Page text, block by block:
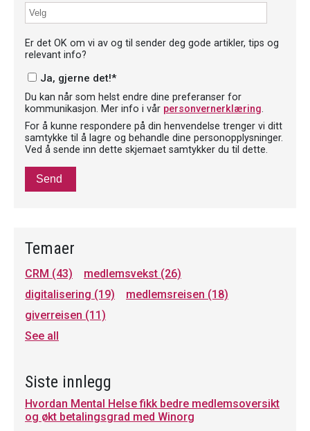
Er det OK om vi av og til sender deg gode artikler, tips og
relevant info?
Ja, gjerne det!*
Du kan når som helst endre dine preferanser for
kommunikasjon. Mer info i vår personvernerklæring.
For å kunne respondere på din henvendelse trenger vi ditt
samtykke til å lagre og behandle dine personopplysninger.
Ved å sende inn dette skjemaet samtykker du til dette.
Temaer
CRM (43) medlemsvekst (26)
digitalisering (19) medlemsreisen (18)
giverreisen (11)
See all
Siste innlegg
Hvordan Mental Helse fikk bedre medlemsoversikt
og økt betalingsgrad med Winorg